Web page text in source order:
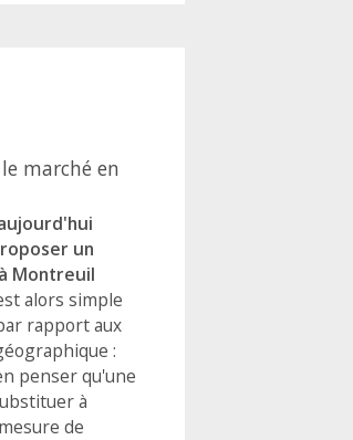
marché en
un
Montreuil
alors simple
rapport aux
:
penser qu'une
à
de